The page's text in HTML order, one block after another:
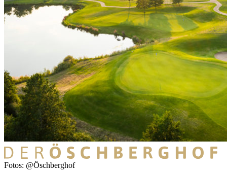
Fotos: @Öschberghof